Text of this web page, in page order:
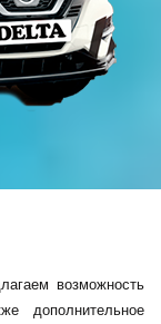
возможность
дополнительное